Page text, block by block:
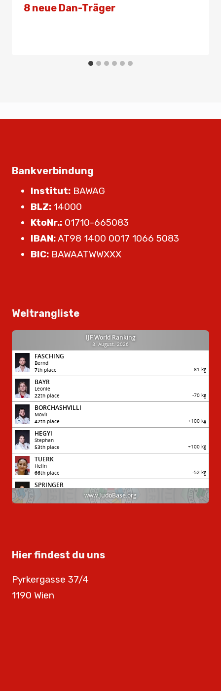
8 neue Dan-Träger
Bankverbindung
Institut: BAWAG
BLZ: 14000
KtoNr.: 01710-665083
IBAN:AT98 1400 0017 1066 5083
BIC: BAWAATWWXXX
Weltrangliste
Hier findest du uns
Pyrkergasse 37/4
1190 Wien